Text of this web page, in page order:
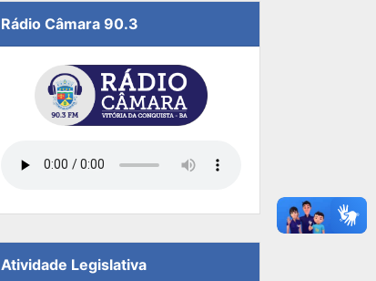
Rádio Câmara 90.3
Atividade Legislativa